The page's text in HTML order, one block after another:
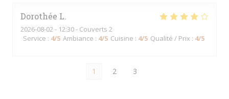
Dorothée L
2026-08-02 - 12:30 - Couverts 2
Service : 4/5 Ambiance : 4/5 Cuisine : 4/5 Qualité / Prix : 4/5
1 2 3